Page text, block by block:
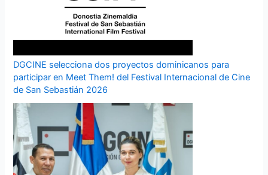
DGCINE selecciona dos proyectos dominicanos para
participar en Meet Them! del Festival Internacional de Cine
de San Sebastián 2026